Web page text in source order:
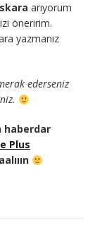
arıyorum
öneririm.
yazmanız
ederseniz
haberdar
Plus